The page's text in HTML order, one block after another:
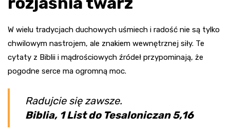
W wielu tradycjach duchowych uśmiech i radość nie są tylko
chwilowym nastrojem, ale znakiem wewnętrznej siły. Te
cytaty z Biblii i mądrościowych źródeł przypominają, że
pogodne serce ma ogromną moc.
Radujcie się zawsze.
Biblia, 1 List do Tesaloniczan 5,16